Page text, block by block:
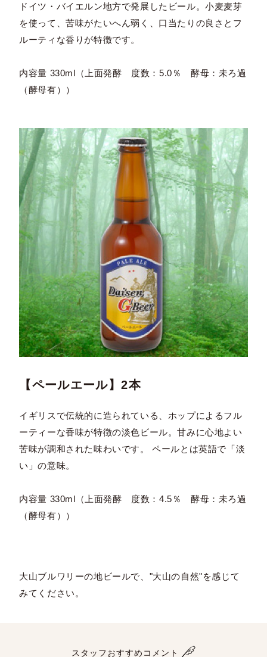
ドイツ・バイエルン地方で発展したビール。小麦麦芽
を使って、苦味がたいへん弱く、口当たりの良さとフ
ルーティな香りが特徴です。
内容量 330ml（上面発酵 度数：5.0％ 酵母：未ろ過
（酵母有））
【ペールエール】2本
イギリスで伝統的に造られている、ホップによるフル
ーティーな香味が特徴の淡色ビール。甘みに心地よい
苦味が調和された味わいです。 ペールとは英語で「淡
い」の意味。
内容量 330ml（上面発酵 度数：4.5％ 酵母：未ろ過
（酵母有））
大山ブルワリーの地ビールで、"大山の自然"を感じて
みてください。
スタッフおすすめコメント